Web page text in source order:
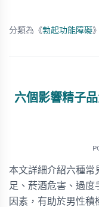
分類為《勃起功能障礙》
六個影響精子
本文詳細介紹六種常
足、菸酒危害、過
因素，有助於男性